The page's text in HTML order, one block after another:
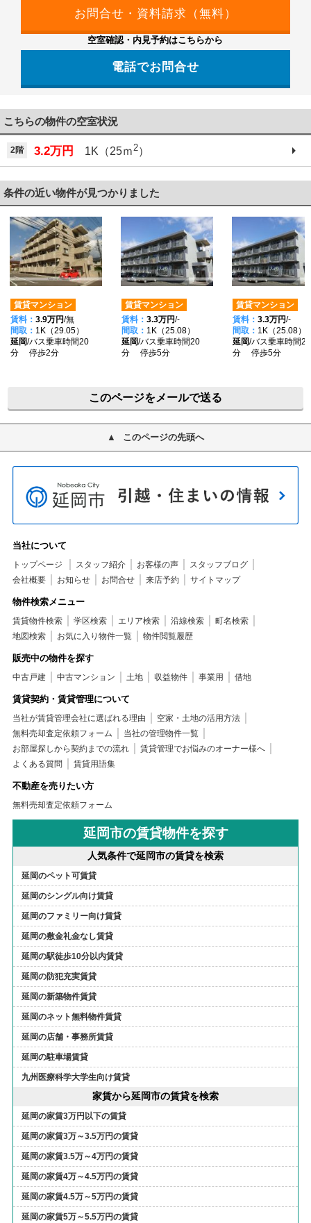
空室確認・内見予約はこちらから
電話でお問合せ
こちらの物件の空室状況
2階 3.2万円 1K（25ｍ2）
条件の近い物件が見つかりました
賃貸マンション
賃料： 3.9万円/無
間取： 1K（29.05）
延岡/バス乗車時間20
分 停歩2分
賃貸マンション
賃料： 3.3万円/-
間取： 1K（25.08）
延岡/バス乗車時間20
分 停歩5分
賃貸マンション
賃料： 3.3万円/-
間取： 1K（25.08）
延岡/バス乗車時間20
分 停歩5分
このページをメールで送る
このページの先頭へ
当社について
トップページ スタッフ紹介 お客様の声
スタッフブログ
会社概要
お知らせ お問合せ 来店予約 サイトマップ
物件検索メニュー
賃貸物件検索 学区検索 エリア検索 沿線検索
町名検索
地図検索
お気に入り物件一覧 物件閲覧履歴
販売中の物件を探す
中古戸建 中古マンション 土地 収益物件 事業用 借地
賃貸契約・賃貸管理について
当社が賃貸管理会社に選ばれる理由
空家・土地の活用方法
無料売却査定依頼フォーム
当社の管理物件一覧
お部屋探しから契約までの流れ
賃貸管理でお悩みのオーナー様へ
よくある質問
賃貸用語集
不動産を売りたい方
無料売却査定依頼フォーム
延岡市の賃貸物件を探す
人気条件で延岡市の賃貸を検索
延岡のペット可賃貸
延岡のシングル向け賃貸
延岡のファミリー向け賃貸
延岡の敷金礼金なし賃貸
延岡の駅徒歩10分以内賃貸
延岡の防犯充実賃貸
延岡の新築物件賃貸
延岡のネット無料物件賃貸
延岡の店舗・事務所賃貸
延岡の駐車場賃貸
九州医療科学大学生向け賃貸
家賃から延岡市の賃貸を検索
延岡の家賃3万円以下の賃貸
延岡の家賃3万～3.5万円の賃貸
延岡の家賃3.5万～4万円の賃貸
延岡の家賃4万～4.5万円の賃貸
延岡の家賃4.5万～5万円の賃貸
延岡の家賃5万～5.5万円の賃貸